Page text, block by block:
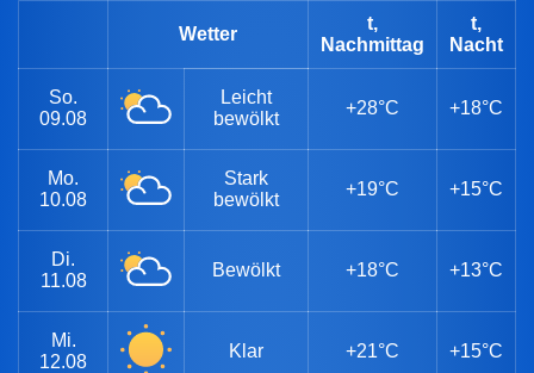
Wetter
t,
Nachmittag
t,
Nacht
So.
09.08
Leicht
bewölkt
+28°C +18°C
Mo.
10.08
Stark
bewölkt
+19°C +15°C
Di.
11.08
Bewölkt +18°C +13°C
Mi.
12.08
Klar +21°C +15°C